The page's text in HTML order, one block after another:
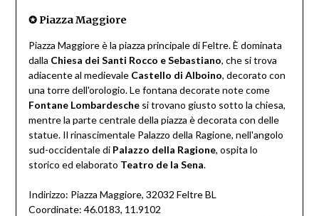
✪Piazza Maggiore
Piazza Maggiore è la piazza principale di Feltre. È dominata
dalla Chiesa dei Santi Rocco e Sebastiano, che si trova
adiacente al medievale Castello di Alboino, decorato con
una torre dell'orologio. Le fontana decorate note come
Fontane Lombardeschesi trovano giusto sotto la chiesa,
mentre la parte centrale della piazza è decorata con delle
statue. Il rinascimentale Palazzo della Ragione, nell'angolo
sud-occidentale di Palazzo della Ragione, ospita lo
storico ed elaborato Teatro de la Sena.
Indirizzo: Piazza Maggiore, 32032 Feltre BL
Coordinate: 46.0183, 11.9102